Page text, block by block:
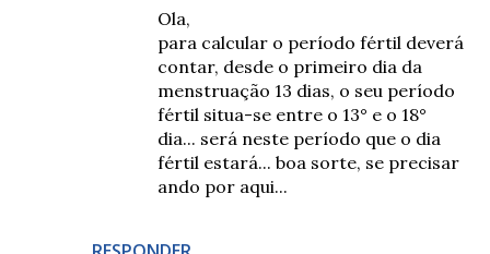
Ola,
para calcular o período fértil deverá
contar, desde o primeiro dia da
menstruação 13 dias, o seu período
fértil situa-se entre o 13° e o 18°
dia... será neste período que o dia
fértil estará... boa sorte, se precisar
ando por aqui...